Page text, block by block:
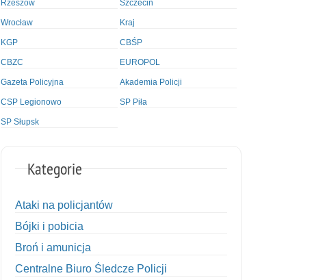
Rzeszów Szczecin
Wrocław Kraj
KGP CBŚP
CBZC EUROPOL
Gazeta Policyjna Akademia Policji
CSP Legionowo SP Piła
SP Słupsk
Kategorie
Ataki na policjantów
Bójki i pobicia
Broń i amunicja
Centralne Biuro Śledcze Policji